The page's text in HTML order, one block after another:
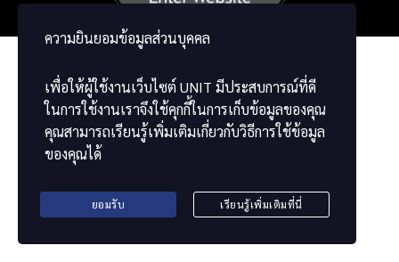
ความยินยอมข้อมูลส่วนบุคคล
เพื่อให้ผู้ใช้งานเว็บไซต์ UNIT มีประสบการณ์ที่ดี
ในการใช้งานเราจึงใช้คุกกี้ในการเก็บข้อมูลของคุณ
คุณสามารถเรียนรู้เพิ่มเติมเกี่ยวกับวิธีการใช้ข้อมูล
ของคุณได้
ยอมรับ เรียนรู้เพิ่มเติมที่นี่